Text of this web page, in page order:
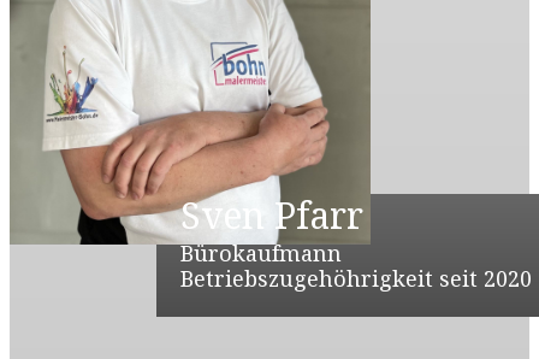
Sven Pfarr
Bürokaufmann
Betriebszugehöhrigkeit seit 2020